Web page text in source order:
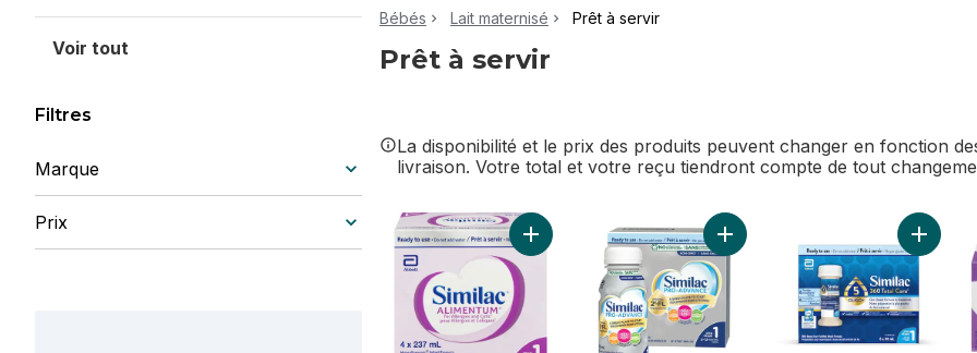
Voir tout
Filtres
Marque
Prix
Bébés Lait maternisé Prêt à servir
Prêt à servir
La disponibilité et le prix des produits peuvent changer en fonction
livraison. Votre total et votre reçu tiendront compte de tout
Ajouter Liquide prêt à servir au panierAjouter Pro-Advance Avec 2′-FL,
Ajouter